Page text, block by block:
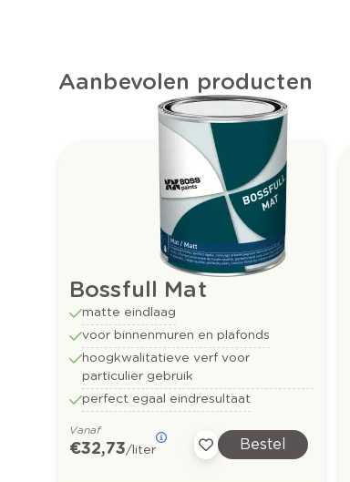
Aanbevolen producten
Bossfull Mat
matte eindlaag
voor binnenmuren en plafonds
hoogkwalitatieve verf voor
particulier gebruik
perfect egaal eindresultaat
Vanaf
€ 32,73/liter Bestel